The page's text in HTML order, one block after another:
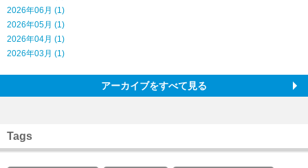
2026年06月 (1)
2026年05月 (1)
2026年04月 (1)
2026年03月 (1)
アーカイブをすべて見る
Tags